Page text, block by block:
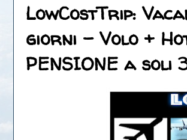
LowCostTrip:
giorni - Volo +
PENSIONE a soli